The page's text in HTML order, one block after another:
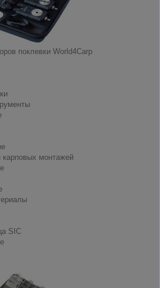
поклевки World4Carp
монтажей
SIC